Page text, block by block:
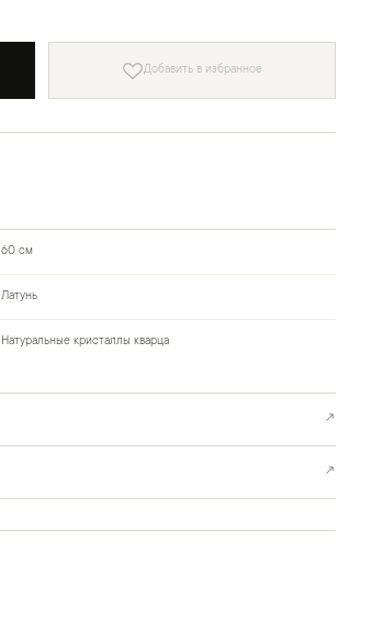
Добавить в избранное
60 см
Латунь
Натуральные кристаллы кварца
↗
↗